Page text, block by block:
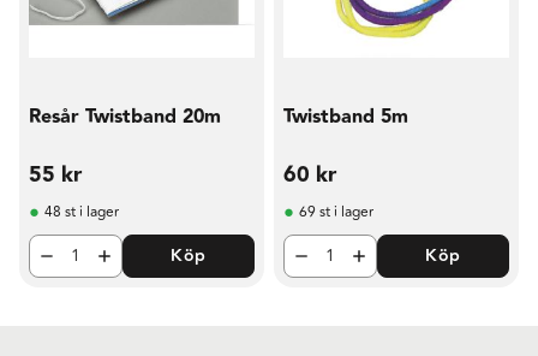
Resår Twistband 20m
55 kr
48 st i lager
Köp
Twistband 5m
60 kr
69 st i lager
Köp